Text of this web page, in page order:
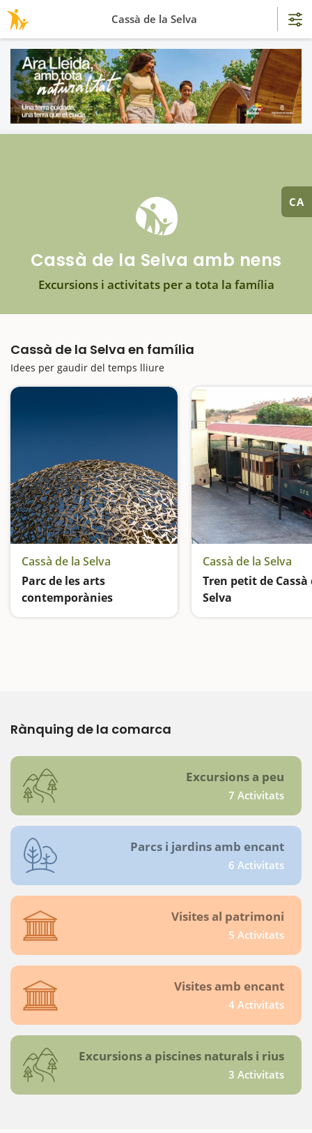
CA
Cassà de la Selva amb nens
Excursions i activitats per a tota la família
Cassà de la Selva en família
Idees per gaudir del temps lliure
Cassà de la Selva
Parc de les arts
contemporànies
Cassà de la Selva
Tren petit de Cassà
Selva
Rànquing de la comarca
Excursions a peu
7 Activitats
Parcs i jardins amb encant
6 Activitats
Visites al patrimoni
5 Activitats
Visites amb encant
4 Activitats
Excursions a piscines naturals i rius
3 Activitats
Cassà de la Selva